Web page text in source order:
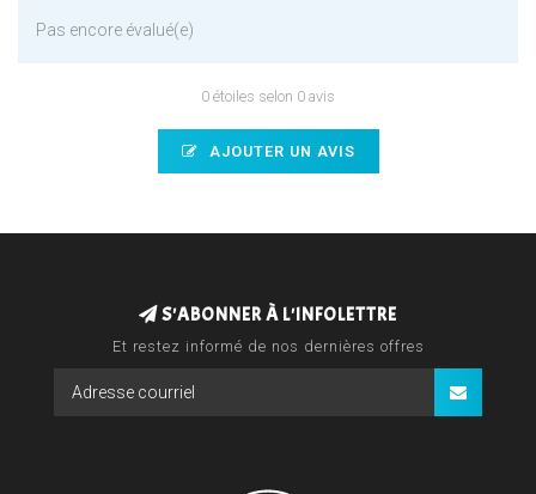
Pas encore évalué(e)
0 étoiles selon 0 avis
AJOUTER UN AVIS
S'ABONNER À L'INFOLETTRE
Et restez informé de nos dernières offres